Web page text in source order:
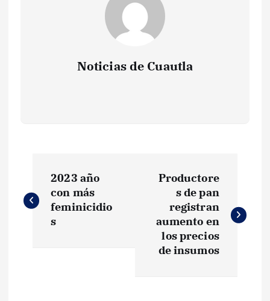
Noticias de Cuautla
a
2023 año
con más
feminicidio
s
Productore
s de pan
registran
aumento en
los precios
de insumos